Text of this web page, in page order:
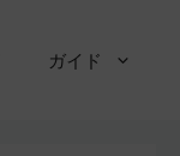
ガイド